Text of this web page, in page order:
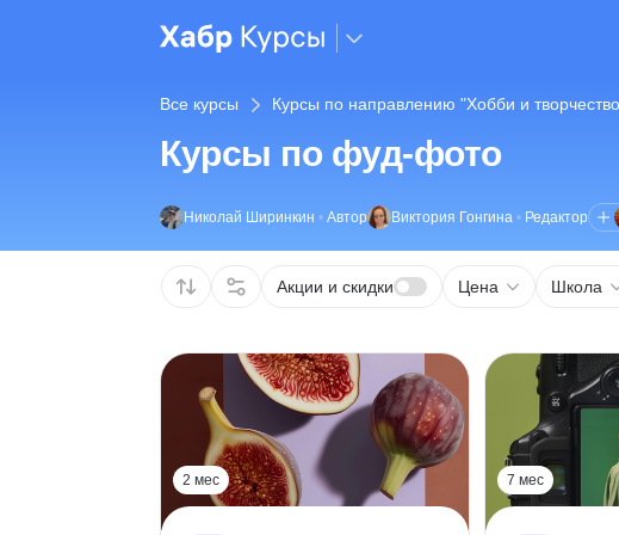
Все курсы Курсы по направлению "Хобби и
Курсы по фуд-фото
Николай Ширинкин • Автор Виктория Гонгина • Редактор
Акции и скидки Цена Школа
2 мес 7 мес